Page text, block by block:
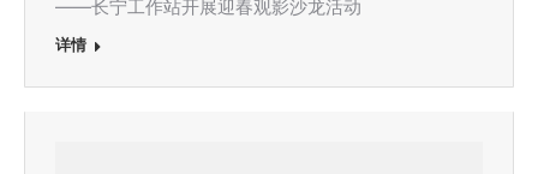
——长宁工作站开展迎春观影沙龙活动
详情